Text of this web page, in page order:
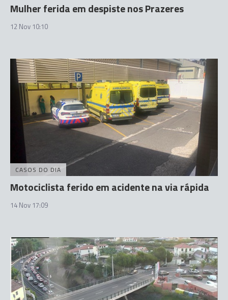
Mulher ferida em despiste nos Prazeres
12 Nov 10:10
CASOS DO DIA
Motociclista ferido em acidente na via rápida
14 Nov 17:09